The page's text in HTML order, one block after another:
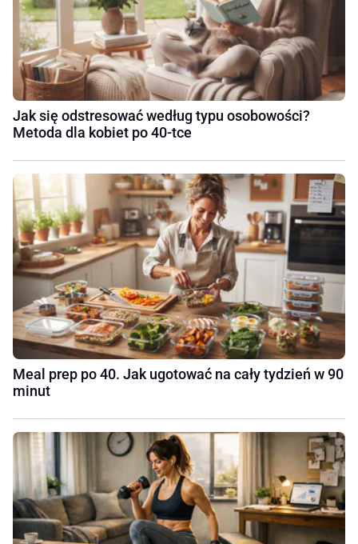
Jak się odstresować według typu osobowości?
Metoda dla kobiet po 40-tce
Meal prep po 40. Jak ugotować na cały tydzień w 90
minut